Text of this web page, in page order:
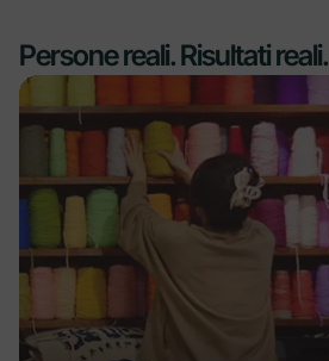
Persone reali. Risultati reali.